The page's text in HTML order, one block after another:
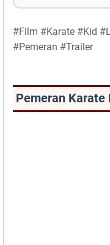
#Film #Karate #Kid
#Pemeran #Trailer
Pemeran Karate